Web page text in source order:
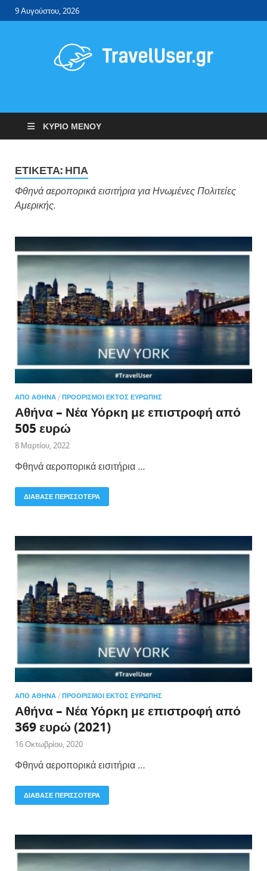
9 Αυγούστου, 2026
Travel User
ΚΎΡΙΟ ΜΕΝΟΎ
ΕΤΙΚΈΤΑ: ΗΠΑ
Φθηνά αεροπορικά εισιτήρια για Ηνωμένες Πολιτείες
Αμερικής.
ΑΠΌ ΑΘΉΝΑ / ΠΡΟΟΡΙΣΜΟΊ ΕΚΤΌΣ ΕΥΡΏΠΗΣ
Αθήνα – Νέα Υόρκη με επιστροφή από
505 ευρώ
8 Μαρτίου, 2022
Φθηνά αεροπορικά εισιτήρια …
ΔΙΑΒΑΣΕ ΠΕΡΙΣΣΟΤΕΡΑ
ΑΠΌ ΑΘΉΝΑ / ΠΡΟΟΡΙΣΜΟΊ ΕΚΤΌΣ ΕΥΡΏΠΗΣ
Αθήνα – Νέα Υόρκη με επιστροφή από
369 ευρώ (2021)
16 Οκτωβρίου, 2020
Φθηνά αεροπορικά εισιτήρια …
ΔΙΑΒΑΣΕ ΠΕΡΙΣΣΟΤΕΡΑ